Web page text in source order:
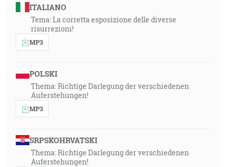
ITALIANO
Tema: La corretta esposizione delle diverse
risurrezioni!
MP3
POLSKI
Thema: Richtige Darlegung der verschiedenen
Auferstehungen!
MP3
SRPSKOHRVATSKI
Thema: Richtige Darlegung der verschiedenen
Auferstehungen!